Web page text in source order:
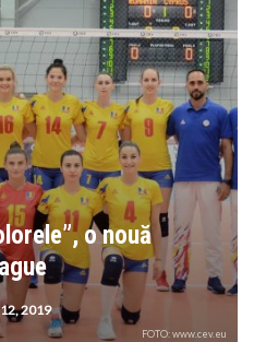
o nouă
2019
FOTO: www.cev.eu